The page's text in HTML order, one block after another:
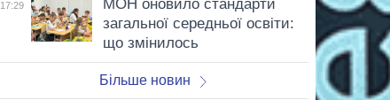
17:29
МОН оновило стандарти
загальної середньої освіти:
що змінилось
Більше новин